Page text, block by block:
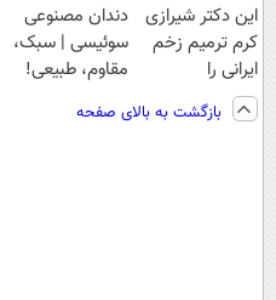
این دکتر شیرازی
کرم ترمیم زخم
ایرانی را
ساخت!!!
دندان مصنوعی
سوئیسی | سبک،
مقاوم، طبیعی!
رایگان+پرداخت
بازگشت به بالای صفحه